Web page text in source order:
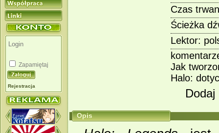
Zapamiętaj
Rejestracja
Czas
Ścieżka
Lektor:
Jak
Halo:
Opis